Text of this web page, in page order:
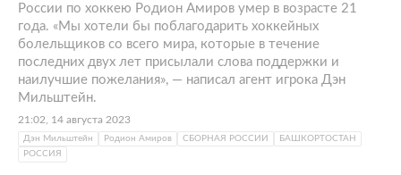
России по хоккею Родион Амиров умер в возрасте 21
года. «Мы хотели бы поблагодарить хоккейных
болельщиков со всего мира, которые в течение
последних двух лет присылали слова поддержки и
наилучшие пожелания», — написал агент игрока Дэн
Мильштейн.
21:02, 14 августа 2023
Дэн Мильштейн Родион Амиров СБОРНАЯ РОССИИ
БАШКОРТОСТАН
РОССИЯ